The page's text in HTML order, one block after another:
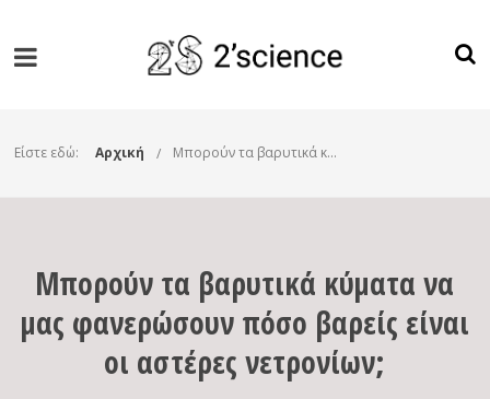
Είστε εδώ: Αρχική Μπορούν τα βαρυτικά κύματα να μας φανερώσουν πόσο βαρείς είναι οι αστέρες νετρονίων;
Μπορούν τα βαρυτικά κύματα να
μας φανερώσουν πόσο βαρείς είναι
οι αστέρες νετρονίων;